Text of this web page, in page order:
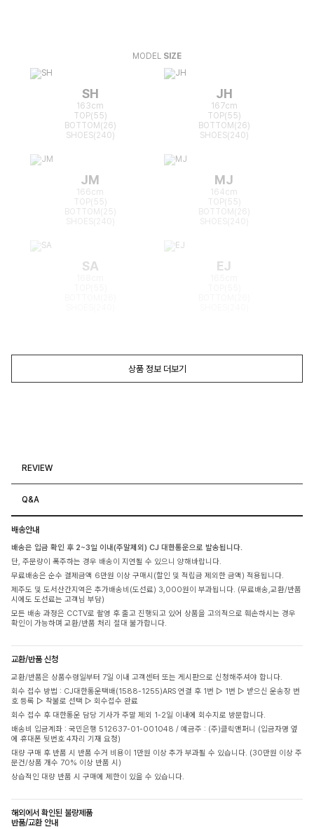
MODEL SIZE
SH
163cm
TOP(55)
BOTTOM(26)
SHOES(240)
JH
167cm
TOP(55)
BOTTOM(26)
SHOES(240)
JM
166cm
TOP(55)
BOTTOM(25)
MJ
164cm
TOP(55)
BOTTOM(26)
SA EJ
상품 정보 더보기
REVIEW
Q&A
배송안내
배송은 입금 확인 후 2~3일 이내(주말제외) CJ 대한통운으로 발송됩니다.
단, 주문량이 폭주하는 경우 배송이 지연될 수 있으니 양해바랍니다.
무료배송은 순수 결제금액 6만원 이상 구매시(할인 및 적립금 제외한 금액) 적용됩니다.
제주도 및 도서산간지역은 추가배송비(도선료) 3,000원이 부과됩니다. (무료배송,교환/반품
시에도 도선료는 고객님 부담)
모든 배송 과정은 CCTV로 촬영 후 출고 진행되고 있어 상품을 고의적으로 훼손하시는 경우
확인이 가능하며 교환/반품 처리 절대 불가합니다.
교환/반품 신청
교환/반품은 상품수령일부터 7일 이내 고객센터 또는 게시판으로 신청해주셔야 합니다.
회수 접수 방법 : CJ대한통운택배(1588-1255)ARS 연결 후 1번 ▷ 1번 ▷ 받으신 운송장 번
호 등록 ▷ 착불로 선택 ▷ 회수접수 완료
회수 접수 후 대한통운 담당 기사가 주말 제외 1-2일 이내에 회수지로 방문합니다.
배송비 입금계좌 : 국민은행 512637-01-001048 / 예금주 : (주)클릭앤퍼니 (입금자명 옆
에 휴대폰 뒷번호 4자리 기재 요청)
대량 구매 후 반품 시 반품 수거 비용이 1만원 이상 추가 부과될 수 있습니다. (30만원 이상 주
문건/상품 개수 70% 이상 반품 시)
상습적인 대량 반품 시 구매에 제한이 있을 수 있습니다.
해외에서 확인된 불량제품
반품/교환 안내